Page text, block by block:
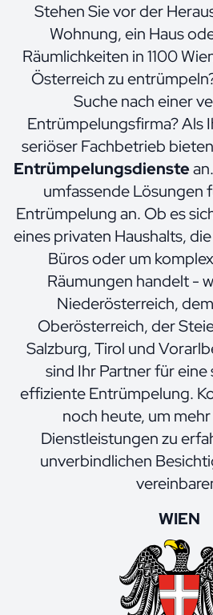
Stehen Sie vor der
Wohnung, ein Haus
Räumlichkeiten in 1100
Österreich zu
Suche nach einer
Entrümpelungsfirma? Als
seriöser Fachbetrieb
Entrümpelungsdienste
umfassende Lösungen
Entrümpelung an. Ob es
eines privaten Haushalts,
Büros oder um
Räumungen handelt -
Niederösterreich,
Oberösterreich, der
Salzburg, Tirol und
sind Ihr Partner für eine
effiziente Entrümpelung.
noch heute, um
Dienstleistungen zu
unverbindlichen
WIEN